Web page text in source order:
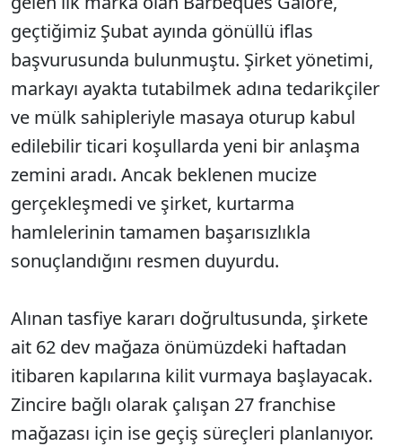
geçtiğimiz Şubat ayında gönüllü iflas
başvurusunda bulunmuştu. Şirket yönetimi,
markayı ayakta tutabilmek adına tedarikçiler
ve mülk sahipleriyle masaya oturup kabul
edilebilir ticari koşullarda yeni bir anlaşma
zemini aradı. Ancak beklenen mucize
gerçekleşmedi ve şirket, kurtarma
hamlelerinin tamamen başarısızlıkla
sonuçlandığını resmen duyurdu.
Alınan tasfiye kararı doğrultusunda, şirkete
ait 62 dev mağaza önümüzdeki haftadan
itibaren kapılarına kilit vurmaya başlayacak.
Zincire bağlı olarak çalışan 27 franchise
mağazası için ise geçiş süreçleri planlanıyor.